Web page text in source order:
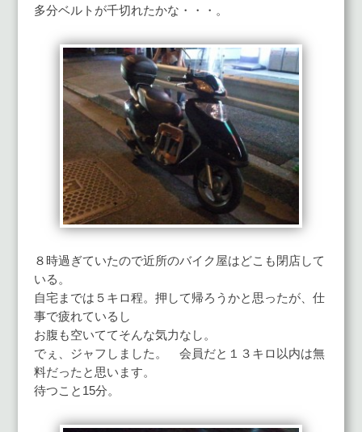
多分ベルトが千切れたかな・・・。
８時過ぎていたので近所のバイク屋はどこも閉店して
いる。
自宅までは５キロ程。押して帰ろうかと思ったが、仕
事で疲れているし
お腹も空いててそんな気力なし。
でぇ、ジャフしました。 会員だと１３キロ以内は無
料だったと思います。
待つこと15分。